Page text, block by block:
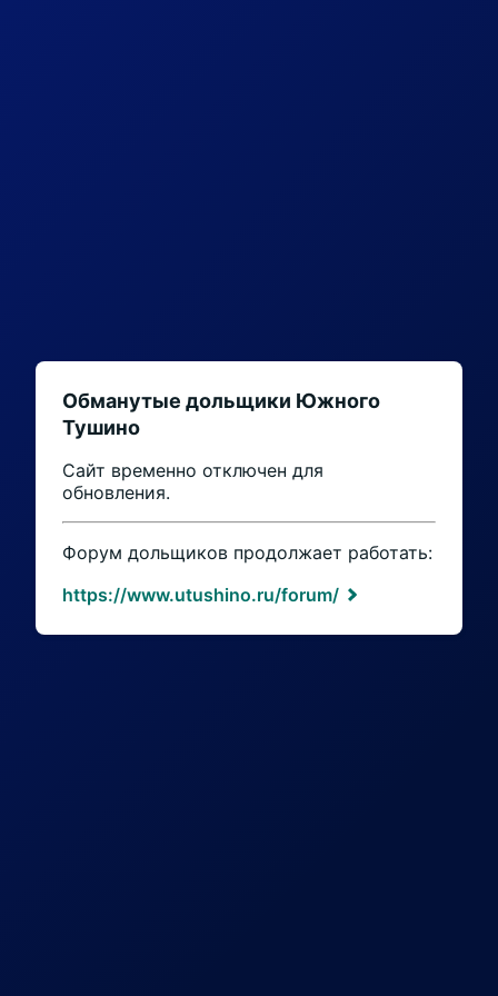
Обманутые дольщики Южного
Тушино
Сайт временно отключен для
обновления.
Форум дольщиков продолжает работать:
https://www.utushino.ru/forum/